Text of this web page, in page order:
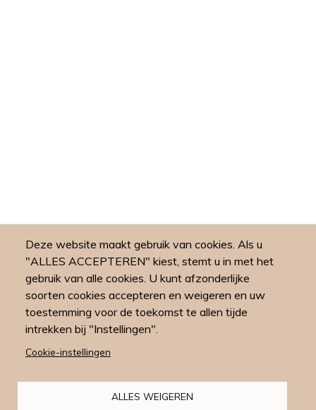
Deze website maakt gebruik van cookies. Als u
"ALLES ACCEPTEREN" kiest, stemt u in met het
gebruik van alle cookies. U kunt afzonderlijke
soorten cookies accepteren en weigeren en uw
toestemming voor de toekomst te allen tijde
intrekken bij "Instellingen".
Cookie-instellingen
ALLES WEIGEREN